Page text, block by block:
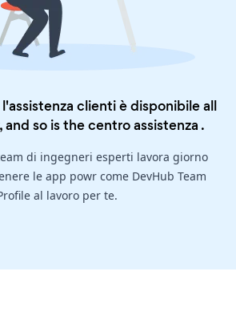
clienti è disponibile all
so is thecentro assistenza .
di ingegneri esperti lavora giorno
le app powr come DevHub Team
al lavoro per te.